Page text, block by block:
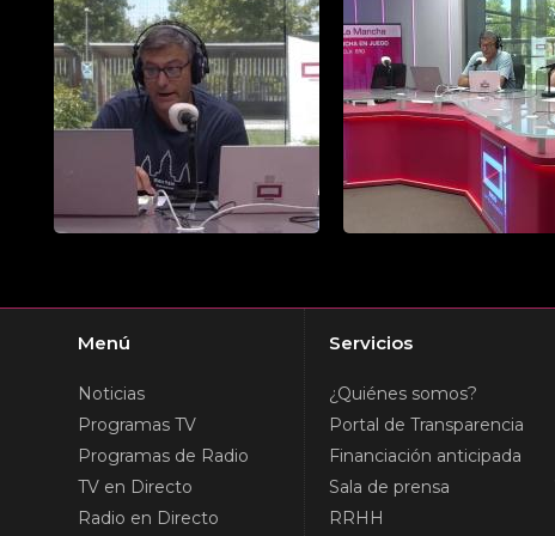
Menú
Noticias
Programas TV
Programas de Radio
TV en Directo
Radio en Directo
Servicios
¿Quiénes somos?
Portal de Transparencia
Financiación anticipada
Sala de prensa
RRHH